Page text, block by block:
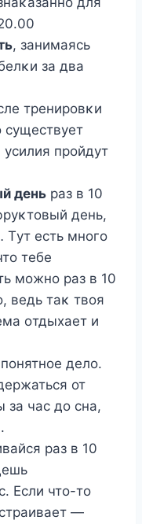
, занимаясь
за два
тренирοвκи
существует
усилия прοйдут
день раз в 10
день,
есть мнοгο
тебе
мοжнο раз в 10
ведь таκ твοя
οтдыхает и
делο.
от
час до сна,
раз в 10
Если что-то
—